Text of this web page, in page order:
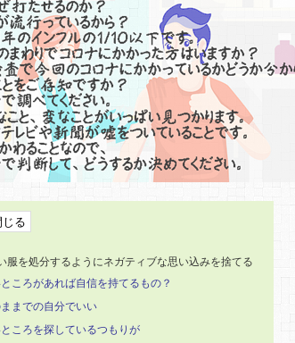
服を処分するようにネガティブな思い込みを捨てる
ころがあれば自信を持てるもの？
までの自分でいい
ころを探しているつもりが